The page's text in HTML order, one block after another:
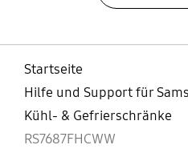
Startseite
Hilfe und Support für
Kühl- & Gefrierschränke
RS7687FHCWW